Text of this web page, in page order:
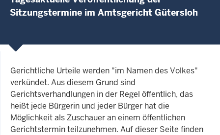
Sitzungstermine im Amtsgericht Gütersloh
Gerichtliche Urteile werden "im Namen des Volkes"
verkündet. Aus diesem Grund sind
Gerichtsverhandlungen in der Regel öffentlich, das
heißt jede Bürgerin und jeder Bürger hat die
Möglichkeit als Zuschauer an einem öffentlichen
Gerichtstermin teilzunehmen. Auf dieser Seite finden